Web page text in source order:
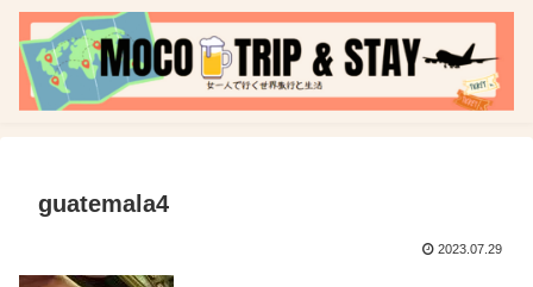
guatemala4
2023.07.29